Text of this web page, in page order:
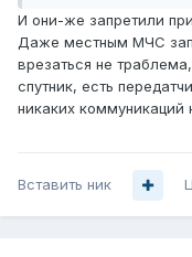
И они-же запретили
Даже местным МЧС
врезаться не
спутник, есть
никаких коммуникаций
Вставить ник